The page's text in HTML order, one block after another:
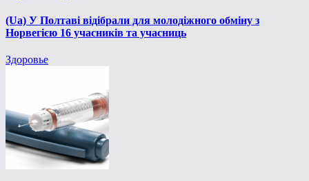
(Ua) У Полтаві відібрали для молодіжного обміну з
Норвегією 16 учасників та учасниць
Здоровье